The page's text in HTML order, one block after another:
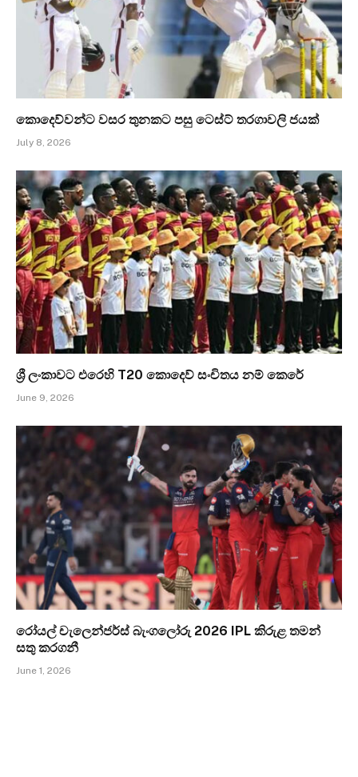
කොදෙව්වන්ට වසර තුනකට පසු ටෙස්ට් තරගාවලි ජයක්
July 8, 2026
ශ්‍රී ලංකාවට එරෙහි T20 කොදෙව් සංචිතය නම් කෙරේ
June 9, 2026
රෝයල් චැලෙන්ජර්ස් බැංගලෝරු 2026 IPL කිරුළ තමන්
සතු කරගනී
June 1, 2026